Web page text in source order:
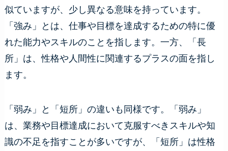
似ていますが、少し異なる意味を持っています。
「強み」とは、仕事や目標を達成するための特に優
れた能力やスキルのことを指します。一方、「長
所」は、性格や人間性に関連するプラスの面を指し
ます。
「弱み」と「短所」の違いも同様です。「弱み」
は、業務や目標達成において克服すべきスキルや知
識の不足を指すことが多いですが、「短所」は性格